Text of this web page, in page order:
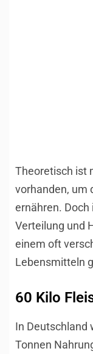
Theoretisch ist
vorhanden, um
ernähren. Doch
Verteilung und
einem oft
Lebensmitteln
60 Kilo
In Deutschland
Tonnen